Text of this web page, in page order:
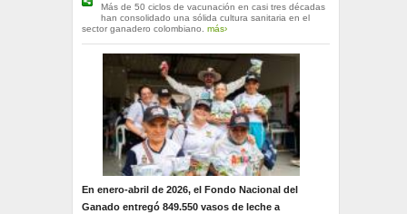
Más de 50 ciclos de vacunación en casi tres décadas
han consolidado una sólida cultura sanitaria en el
sector ganadero colombiano. más›
En enero-abril de 2026, el Fondo Nacional del
Ganado entregó 849.550 vasos de leche a